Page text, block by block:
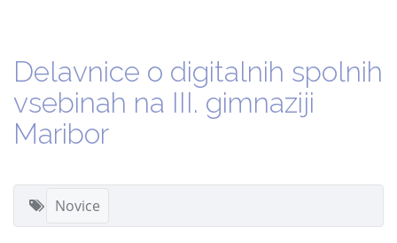
Delavnice o digitalnih spolnih
vsebinah na III. gimnaziji
Maribor
Novice